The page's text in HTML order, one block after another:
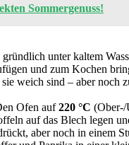
Sommergenuss!
unter kaltem
und zum Kochen
weich sind – aber noch
Ofen auf220 °C (Ober-/
auf das Blech legen
aber noch in einem